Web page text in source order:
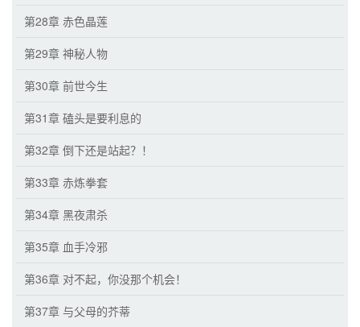
第28章 赤色晶莲
第29章 神秘人物
第30章 前世今生
第31章 磕头是要利息的
第32章 倒下还是站起？！
第33章 赤炼拳套
第34章 黑夜肃杀
第35章 血手冷邪
第36章 对不起，你没那个机会！
第37章 与父母的芥蒂